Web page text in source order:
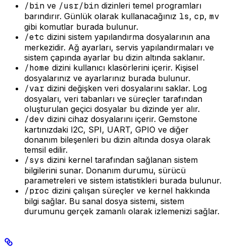
/bin ve /usr/bin dizinleri temel programları
barındırır. Günlük olarak kullanacağınız ls, cp, mv
gibi komutlar burada bulunur.
/etc dizini sistem yapılandırma dosyalarının ana
merkezidir. Ağ ayarları, servis yapılandırmaları ve
sistem çapında ayarlar bu dizin altında saklanır.
/home dizini kullanıcı klasörlerini içerir. Kişisel
dosyalarınız ve ayarlarınız burada bulunur.
/var dizini değişken veri dosyalarını saklar. Log
dosyaları, veri tabanları ve süreçler tarafından
oluşturulan geçici dosyalar bu dizinde yer alır.
/dev dizini cihaz dosyalarını içerir. Gemstone
kartınızdaki I2C, SPI, UART, GPIO ve diğer
donanım bileşenleri bu dizin altında dosya olarak
temsil edilir.
/sys dizini kernel tarafından sağlanan sistem
bilgilerini sunar. Donanım durumu, sürücü
parametreleri ve sistem istatistikleri burada bulunur.
/proc dizini çalışan süreçler ve kernel hakkında
bilgi sağlar. Bu sanal dosya sistemi, sistem
durumunu gerçek zamanlı olarak izlemenizi sağlar.